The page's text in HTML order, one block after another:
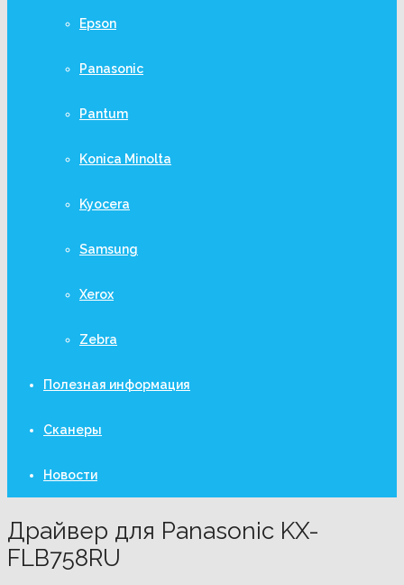
Epson
Panasonic
Pantum
Konica Minolta
Kyocera
Samsung
Xerox
Zebra
Полезная информация
Сканеры
Новости
Драйвер для Panasonic KX-
FLB758RU